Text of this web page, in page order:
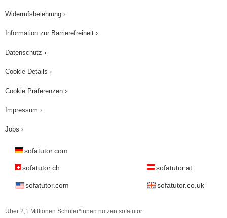
Widerrufsbelehrung ›
Information zur Barrierefreiheit ›
Datenschutz ›
Cookie Details ›
Cookie Präferenzen ›
Impressum ›
Jobs ›
sofatutor.com
sofatutor.ch sofatutor.at
sofatutor.com sofatutor.co.uk
Über 2,1 Millionen Schüler*innen nutzen sofatutor